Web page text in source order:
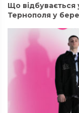
Що відбувається
Тернополя у